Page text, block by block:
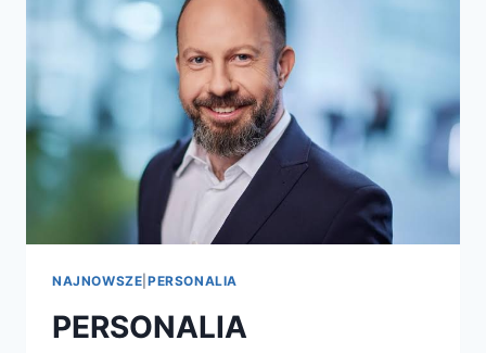
NAJNOWSZE PERSONALIA
PERSONALIA